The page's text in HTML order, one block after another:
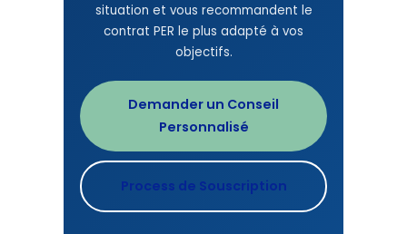
situation et vous recommandent le
contrat PER le plus adapté à vos
objectifs.
Demander un Conseil
Personnalisé
Process de Souscription